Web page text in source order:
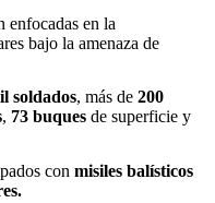
enfocadas en la
bajo la amenaza de
soldados, más de 200
, 73 buques de superficie y
con misiles balísticos